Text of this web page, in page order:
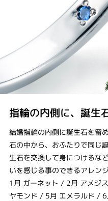
指輪の内側に、誕生
結婚指輪の内側に誕生石を留
石の中から、おふたりで同じ
生石を交換して身につけるな
いを感じる事のできるアレン
1月 ガーネット / 2月 アメジ
ヤモンド / 5月 エメラルド /